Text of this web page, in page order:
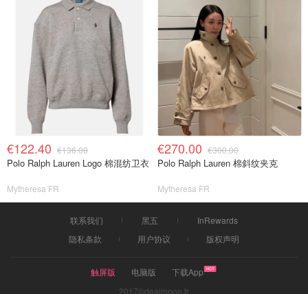
€122.40 €136.00
Polo Ralph Lauren Logo 棉混纺卫衣
Mytheresa FR
€270.00 €300.00
Polo Ralph Lauren 棉斜纹夹克
Mytheresa FR
联系我们 黑五
InRewards
隐私条款
用户协议 版权声明
触屏版 电脑版
下载App
2017©dealmoon.fr